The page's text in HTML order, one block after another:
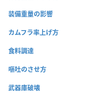
装備重量の影響
カムフラ率上げ方
食料調達
嘔吐のさせ方
武器庫破壊